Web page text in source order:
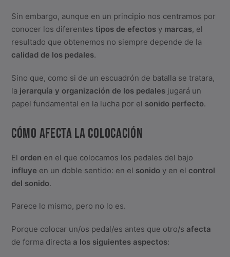
Sin embargo, aunque en un principio nos centramos por
conocer los diferentes tipos de efectos y marcas, el
resultado que obtenemos no siempre depende de la
calidad de los pedales.
Sino que, como si de un escuadrón de batalla se tratara,
la jerarquía y organización de los pedales jugará un
papel fundamental en la lucha por el sonido perfecto.
CÓMO AFECTA LA COLOCACIÓN
El orden en el que colocamos los pedales del bajo
influye en un doble sentido: en el sonido y en el control
del sonido.
Parece lo mismo, pero no lo es.
Porque colocar un/os pedal/es antes que otro/s afecta
de forma directa a los siguientes aspectos: